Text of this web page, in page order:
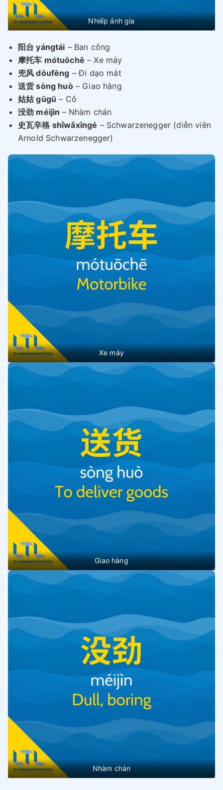
Nhiếp ảnh gia
阳台 yángtái – Ban công
摩托车 mótuōchē – Xe máy
兜风 dōufēng – Đi dạo mát
送货 sòng huò– Giao hàng
姑姑 gūgū – Cô
没劲 méijìn – Nhàm chán
史瓦辛格 shǐwǎxīngé – Schwarzenegger (diễn viên
Arnold Schwarzenegger)
Xe máy
Giao hàng
Nhàm chán